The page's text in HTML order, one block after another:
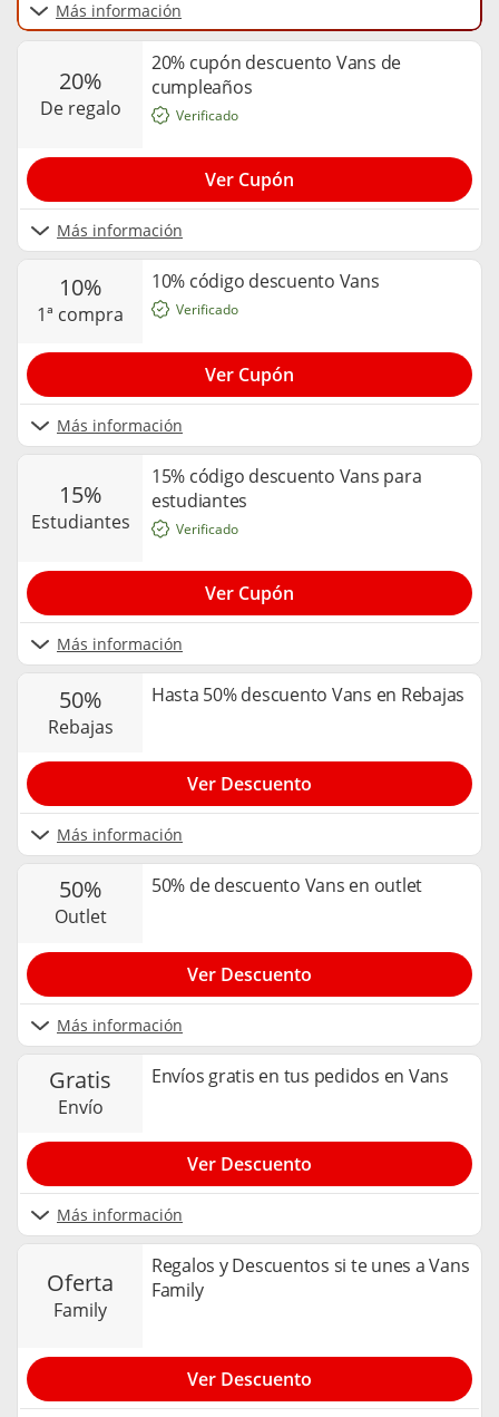
Más información
20%
de regalo
20% cupón descuento Vans de
cumpleaños
Más información
Verificado
Ver Cupón
10%
1ª compra
10% código descuento Vans
Más información
Verificado
Ver Cupón
15%
estudiantes
15% código descuento Vans para
estudiantes
Más información
Verificado
Ver Cupón
50%
rebajas
Hasta 50% descuento Vans en Rebajas
Más información
Ver Descuento
50%
outlet
50% de descuento Vans en outlet
Más información
Ver Descuento
gratis
envío
Envíos gratis en tus pedidos en Vans
Más información
Ver Descuento
oferta
family
Regalos y Descuentos si te unes a Vans
Family
Ver Descuento